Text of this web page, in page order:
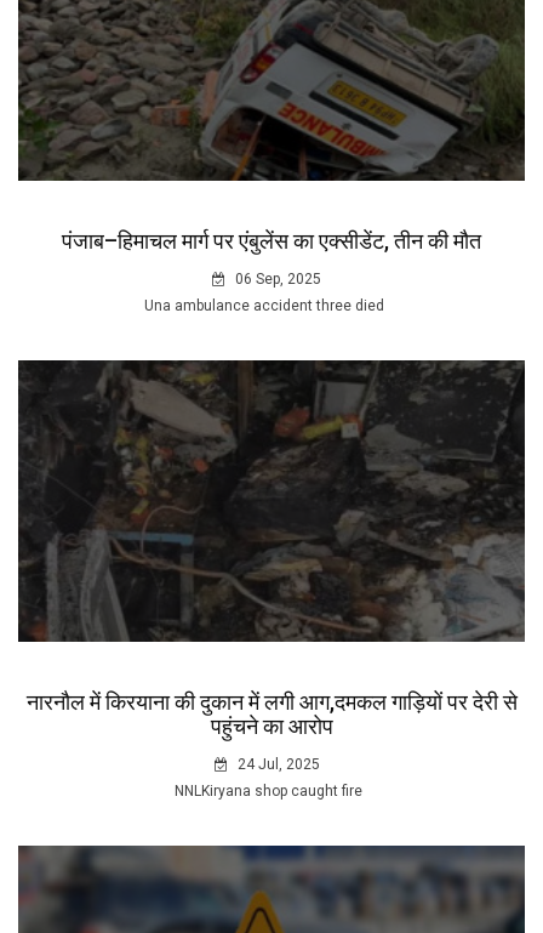
पंजाब–हिमाचल मार्ग पर एंबुलेंस का एक्सीडेंट, तीन की मौत
06 Sep, 2025
Una ambulance accident three died
नारनौल में किरयाना की दुकान में लगी आग,दमकल गाड़ियों पर देरी से
पहुंचने का आरोप
24 Jul, 2025
NNLKiryana shop caught fire